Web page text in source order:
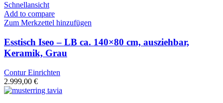
Schnellansicht
Add to compare
Zum Merkzettel hinzufügen
Esstisch Iseo – LB ca. 140×80 cm, ausziehbar,
Keramik, Grau
Contur Einrichten
2.999,00 €